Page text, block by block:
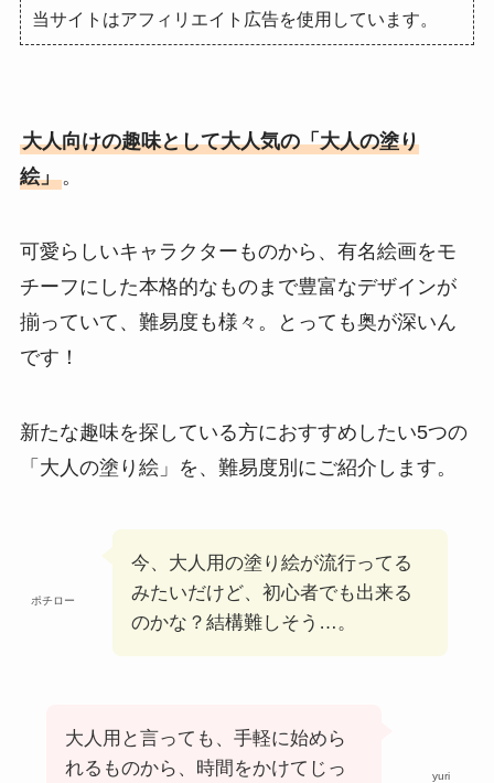
当サイトはアフィリエイト広告を使用しています。
大人向けの趣味として大人気の「大人の塗り
絵」。
可愛らしいキャラクターものから、有名絵画をモ
チーフにした本格的なものまで豊富なデザインが
揃っていて、難易度も様々。とっても奥が深いん
です！
新たな趣味を探している方におすすめしたい5つの
「大人の塗り絵」を、難易度別にご紹介します。
ポチロー
今、大人用の塗り絵が流行ってる
みたいだけど、初心者でも出来る
のかな？結構難しそう…。
yuri
大人用と言っても、手軽に始めら
れるものから、時間をかけてじっ